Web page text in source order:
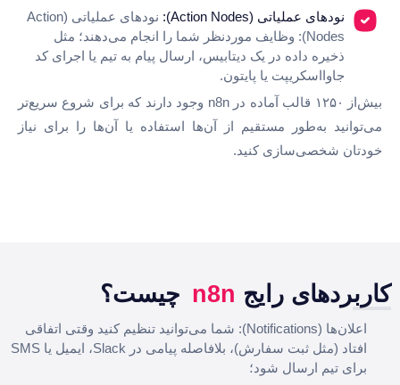
نودهای عملیاتی (Action Nodes):
نودهای عملیاتی (Action
Nodes): وظایف موردنظر شما را انجام می‌دهند؛ مثل
ذخیره داده در یک دیتابیس، ارسال پیام به تیم یا اجرای کد
جاوااسکریپت یا پایتون.
بیش‌از ۱۲۵۰ قالب آماده در n8n وجود دارند که برای شروع سریع‌تر
می‌توانید به‌طور مستقیم از آن‌ها استفاده یا آن‌ها را برای نیاز
خودتان شخصی‌سازی کنید.
کاربردهای رایج n8n چیست؟
اعلان‌ها (Notifications): شما می‌توانید تنظیم کنید وقتی اتفاقی
افتاد (مثل ثبت سفارش)، بلافاصله پیامی در Slack، ایمیل یا SMS
برای تیم ارسال شود؛